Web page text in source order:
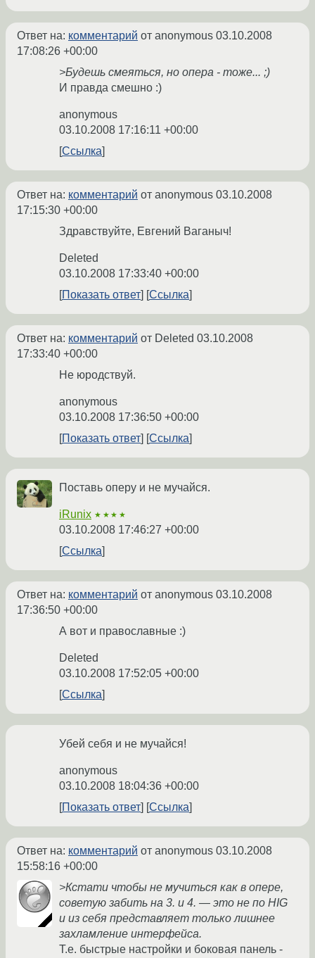
Ответ на: комментарий от anonymous 03.10.2008
17:08:26 +00:00
>Будешь смеяться, но опера - тоже... ;)
И правда смешно :)
anonymous
03.10.2008 17:16:11 +00:00
Ссылка
Ответ на: комментарий от anonymous 03.10.2008
17:15:30 +00:00
Здравствуйте, Евгений Ваганыч!
Deleted
03.10.2008 17:33:40 +00:00
Показать ответ
Ссылка
Ответ на: комментарий от Deleted 03.10.2008
17:33:40 +00:00
Не юродствуй.
anonymous
03.10.2008 17:36:50 +00:00
Показать ответ
Ссылка
Поставь оперу и не мучайся.
iRunix ★★★★
03.10.2008 17:46:27 +00:00
Ссылка
Ответ на: комментарий от anonymous 03.10.2008
17:36:50 +00:00
А вот и православные :)
Deleted
03.10.2008 17:52:05 +00:00
Ссылка
Убей себя и не мучайся!
anonymous
03.10.2008 18:04:36 +00:00
Показать ответ
Ссылка
Ответ на: комментарий от anonymous 03.10.2008
15:58:16 +00:00
>Кстати чтобы не мучиться как в опере,
советую забить на 3. и 4. — это не по HIG
и из себя представляет только лишнее
захламление интерфейса.
Т.е. быстрые настройки и боковая панель -